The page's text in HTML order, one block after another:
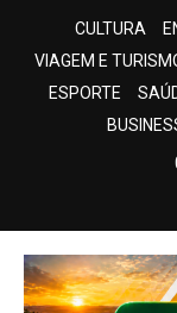
CULTURA
VIAGEM E
ESPORTE